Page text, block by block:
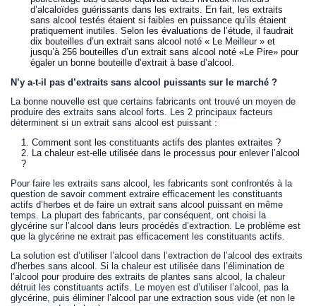
d’alcaloïdes guérissants dans les extraits. En fait, les extraits
sans alcool testés étaient si faibles en puissance qu’ils étaient
pratiquement inutiles. Selon les évaluations de l’étude, il faudrait
dix bouteilles d’un extrait sans alcool noté « Le Meilleur » et
jusqu’à 256 bouteilles d’un extrait sans alcool noté «Le Pire» pour
égaler un bonne bouteille d’extrait à base d’alcool.
N’y a-t-il pas d’extraits sans alcool puissants sur le marché ?
La bonne nouvelle est que certains fabricants ont trouvé un moyen de
produire des extraits sans alcool forts. Les 2 principaux facteurs
déterminent si un extrait sans alcool est puissant :
Comment sont les constituants actifs des plantes extraites ?
La chaleur est-elle utilisée dans le processus pour enlever l’alcool
?
Pour faire les extraits sans alcool, les fabricants sont confrontés à la
question de savoir comment extraire efficacement les constituants
actifs d’herbes et de faire un extrait sans alcool puissant en même
temps. La plupart des fabricants, par conséquent, ont choisi la
glycérine sur l’alcool dans leurs procédés d’extraction. Le problème est
que la glycérine ne extrait pas efficacement les constituants actifs.
La solution est d’utiliser l’alcool dans l’extraction de l’alcool des extraits
d’herbes sans alcool. Si la chaleur est utilisée dans l’élimination de
l’alcool pour produire des extraits de plantes sans alcool, la chaleur
détruit les constituants actifs. Le moyen est d’utiliser l’alcool, pas la
glycérine, puis éliminer l’alcool par une extraction sous vide (et non le